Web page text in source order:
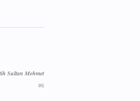
Sultan Mehmet
#6